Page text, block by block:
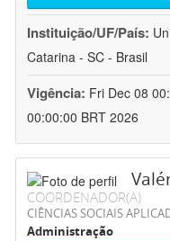
Instituição/UF/País:
Catarina - SC - Brasil
Vigência: Fri Dec 08
00:00:00 BRT 2026
COORDENADOR(A)
CIÊNCIAS SOCIAIS
Administração